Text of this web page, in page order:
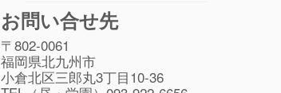
お問い合せ先
〒802-0061
福岡県北九州市
小倉北区三郎丸3丁目10-36